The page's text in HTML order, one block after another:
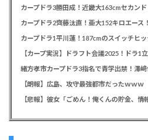
カープドラ2齊藤汰直！亜大152キロエース
【カープ実況】ドラフト会議2025！ドラ1
【朗報】広島、攻守最強都市だったｗｗｗ